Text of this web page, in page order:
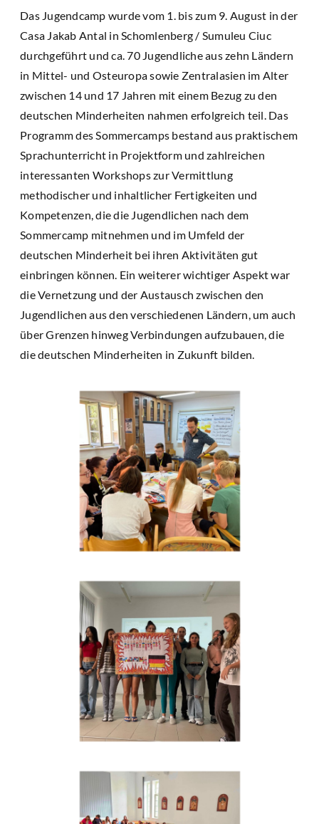
Das Jugendcamp wurde vom 1. bis zum 9. August in der
Casa Jakab Antal in Schomlenberg / Sumuleu Ciuc
durchgeführt und ca. 70 Jugendliche aus zehn Ländern
in Mittel- und Osteuropa sowie Zentralasien im Alter
zwischen 14 und 17 Jahren mit einem Bezug zu den
deutschen Minderheiten nahmen erfolgreich teil. Das
Programm des Sommercamps bestand aus praktischem
Sprachunterricht in Projektform und zahlreichen
interessanten Workshops zur Vermittlung
methodischer und inhaltlicher Fertigkeiten und
Kompetenzen, die die Jugendlichen nach dem
Sommercamp mitnehmen und im Umfeld der
deutschen Minderheit bei ihren Aktivitäten gut
einbringen können. Ein weiterer wichtiger Aspekt war
die Vernetzung und der Austausch zwischen den
Jugendlichen aus den verschiedenen Ländern, um auch
über Grenzen hinweg Verbindungen aufzubauen, die
die deutschen Minderheiten in Zukunft bilden.